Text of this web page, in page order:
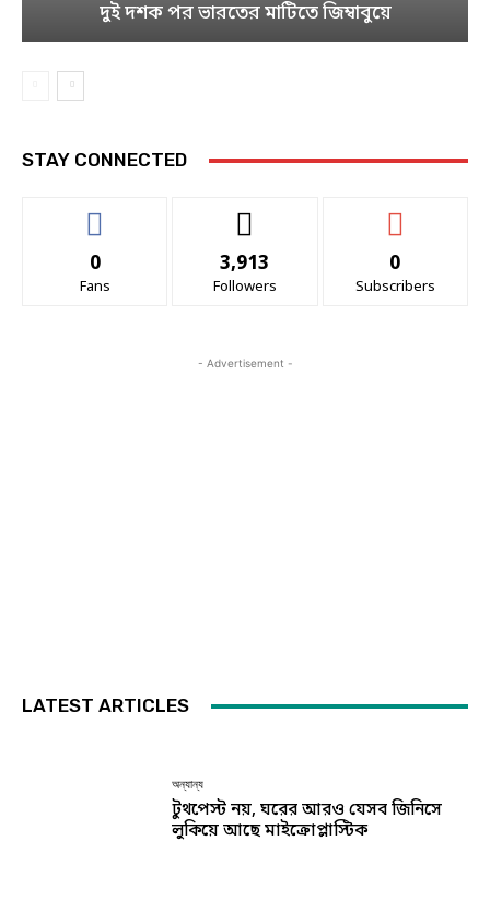
দুই দশক পর ভারতের মাটিতে জিম্বাবুয়ে
STAY CONNECTED
0
Fans
3,913
Followers
0
Subscribers
- Advertisement -
LATEST ARTICLES
অন্যান্য
টুথপেস্ট নয়, ঘরের আরও যেসব জিনিসে
লুকিয়ে আছে মাইক্রোপ্লাস্টিক